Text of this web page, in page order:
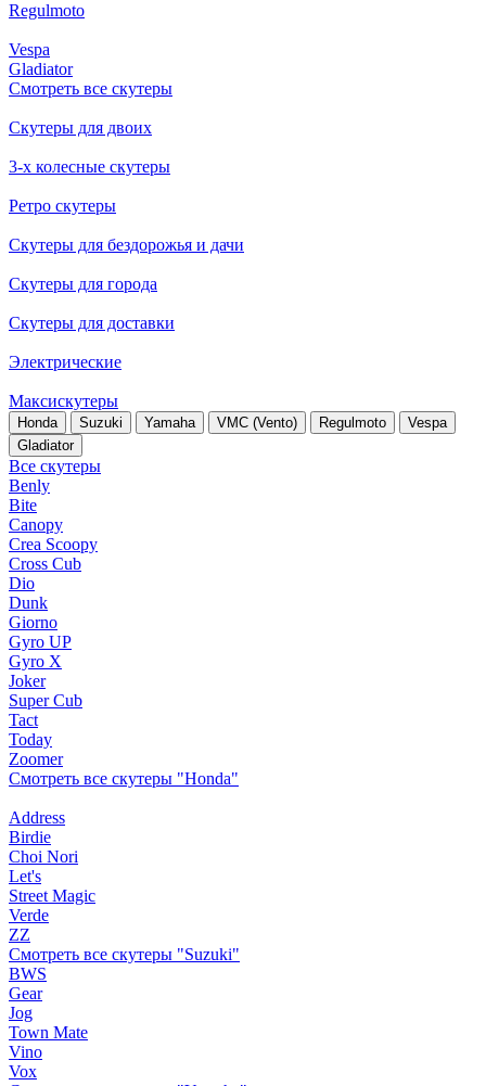
Regulmoto
Vespa
Gladiator
Смотреть все скутеры
Скутеры для двоих
3-х колесные скутеры
Ретро скутеры
Скутеры для бездорожья и дачи
Скутеры для города
Скутеры для доставки
Электрические
Максискутеры
Honda Suzuki Yamaha VMC (Vento) Regulmoto
Vespa
Gladiator
Все скутеры
Benly
Bite
Canopy
Crea Scoopy
Cross Cub
Dio
Dunk
Giorno
Gyro UP
Gyro X
Joker
Super Cub
Tact
Today
Zoomer
Смотреть все скутеры "Honda"
Address
Birdie
Choi Nori
Let's
Street Magic
Verde
ZZ
Смотреть все скутеры "Suzuki"
BWS
Gear
Jog
Town Mate
Vino
Vox